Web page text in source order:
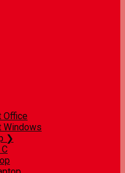
Office
❯